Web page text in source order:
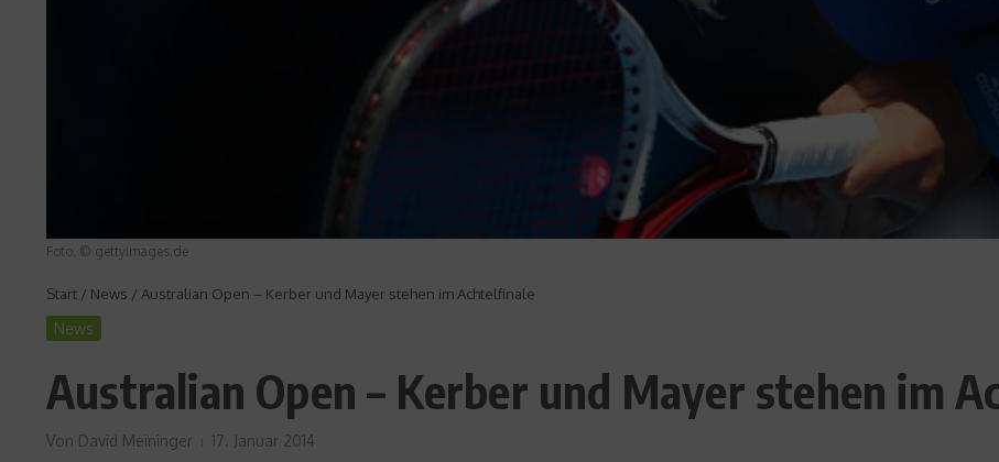
Foto: © gettyimages.de
Start / News / Australian Open – Kerber und Mayer stehen im Achtelfinale
News
Australian Open – Kerber und Mayer stehen im
Von David Meininger 17. Januar 2014